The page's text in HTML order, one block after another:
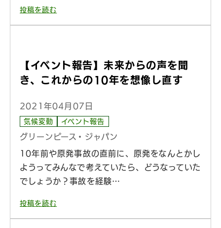
投稿を読む
【イベント報告】未来からの声を聞
き、これからの10年を想像し直す
2021年04月07日
気候変動 イベント報告
グリーンピース・ジャパン
10年前や原発事故の直前に、原発をなんとかし
ようってみんなで考えていたら、どうなっていた
でしょうか？事故を経験…
投稿を読む